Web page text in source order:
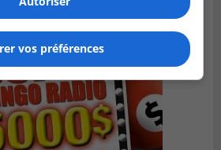
vos préférences